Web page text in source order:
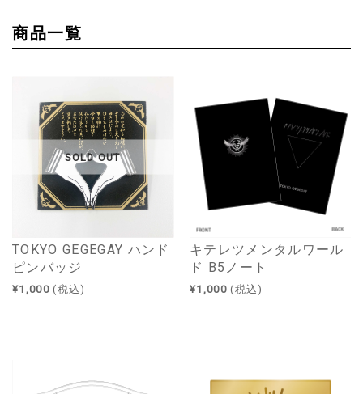
商品一覧
SOLD OUT
TOKYO GEGEGAY ハンド
ピンバッジ
¥1,000 (税込)
キテレツメンタルワール
ド B5ノート
¥1,000 (税込)